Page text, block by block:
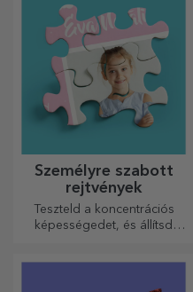
Személyre szabott
rejtvények
Teszteld a koncentrációs
képességedet, és állítsd